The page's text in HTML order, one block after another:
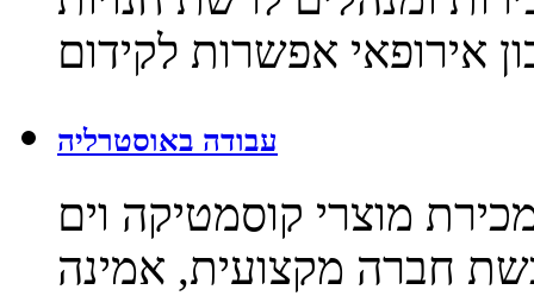
אירופאי אפשרות לקידום
עבודה באוסטרליה
מוצרי קוסמטיקה וים
חברה מקצועית, אמינה